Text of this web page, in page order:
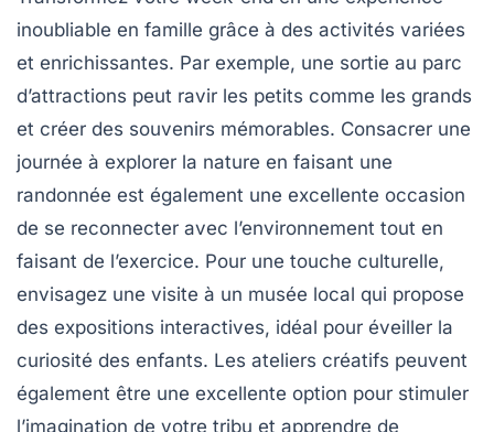
inoubliable en famille grâce à des activités variées
et enrichissantes. Par exemple, une sortie au parc
d’attractions peut ravir les petits comme les grands
et créer des souvenirs mémorables. Consacrer une
journée à explorer la nature en faisant une
randonnée est également une excellente occasion
de se reconnecter avec l’environnement tout en
faisant de l’exercice. Pour une touche culturelle,
envisagez une visite à un musée local qui propose
des expositions interactives, idéal pour éveiller la
curiosité des enfants. Les ateliers créatifs peuvent
également être une excellente option pour stimuler
l’imagination de votre tribu et apprendre de